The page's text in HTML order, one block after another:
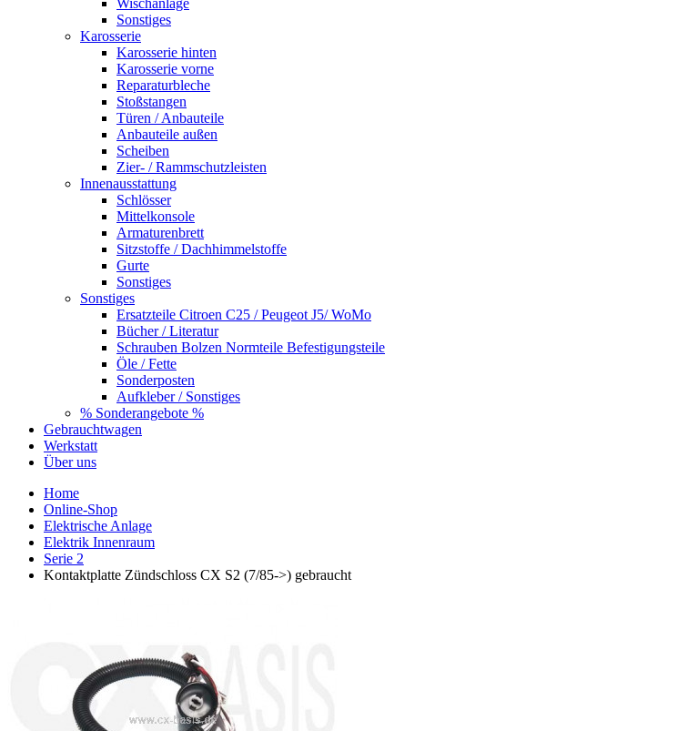
Sonstiges
Karosserie
Karosserie hinten
Karosserie vorne
Reparaturbleche
Stoßstangen
Türen / Anbauteile
Anbauteile außen
Scheiben
Zier- / Rammschutzleisten
Innenausstattung
Schlösser
Mittelkonsole
Armaturenbrett
Sitzstoffe / Dachhimmelstoffe
Gurte
Sonstiges
Sonstiges
Ersatzteile Citroen C25 / Peugeot J5/ WoMo
Bücher / Literatur
Schrauben Bolzen Normteile Befestigungsteile
Öle / Fette
Sonderposten
Aufkleber / Sonstiges
% Sonderangebote %
Gebrauchtwagen
Werkstatt
Über uns
Home
Online-Shop
Elektrische Anlage
Elektrik Innenraum
Serie 2
Kontaktplatte Zündschloss CX S2 (7/85->) gebraucht